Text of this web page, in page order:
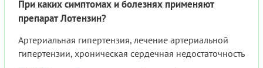
При каких симптомах и болезнях применяют
препарат Лотензин?
Артериальная гипертензия, лечение артериальной
гипертензии, хроническая сердечная недостаточность